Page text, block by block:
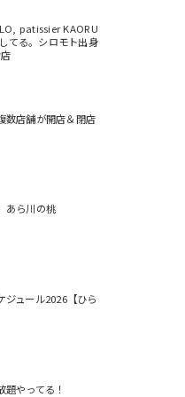
patissier KAORU
てる。シロモト出身
数店舗が開店＆閉店
あら川の桃
ジュール2026【ひら
やってる！